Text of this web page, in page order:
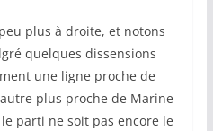
plus à droite, et notons
quelques dissensions
une ligne proche de
plus proche de Marine
parti ne soit pas encore le